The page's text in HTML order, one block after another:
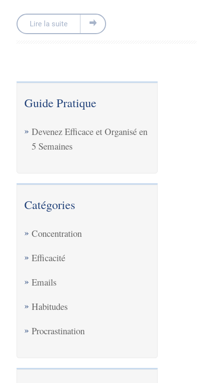
Lire la suite
Guide Pratique
Devenez Efficace et Organisé en
5 Semaines
Catégories
Concentration
Efficacité
Emails
Habitudes
Procrastination